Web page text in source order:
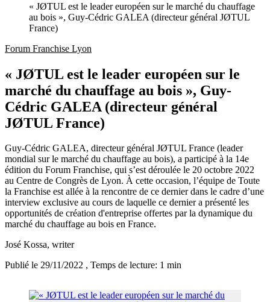
« JØTUL est le leader européen sur le marché du chauffage
au bois », Guy-Cédric GALEA (directeur général JØTUL
France)
Forum Franchise Lyon
« JØTUL est le leader européen sur le
marché du chauffage au bois », Guy-
Cédric GALEA (directeur général
JØTUL France)
Guy-Cédric GALEA, directeur général JØTUL France (leader
mondial sur le marché du chauffage au bois), a participé à la 14e
édition du Forum Franchise, qui s’est déroulée le 20 octobre 2022
au Centre de Congrès de Lyon. À cette occasion, l’équipe de Toute
la Franchise est allée à la rencontre de ce dernier dans le cadre d’une
interview exclusive au cours de laquelle ce dernier a présenté les
opportunités de création d'entreprise offertes par la dynamique du
marché du chauffage au bois en France.
José Kossa, writer
Publié le 29/11/2022 , Temps de lecture: 1 min